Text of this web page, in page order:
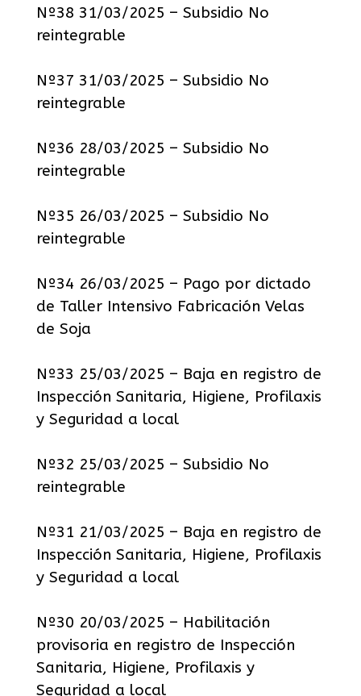
Nº38 31/03/2025 – Subsidio No
reintegrable
Nº37 31/03/2025 – Subsidio No
reintegrable
Nº36 28/03/2025 – Subsidio No
reintegrable
Nº35 26/03/2025 – Subsidio No
reintegrable
Nº34 26/03/2025 – Pago por dictado
de Taller Intensivo Fabricación Velas
de Soja
Nº33 25/03/2025 – Baja en registro de
Inspección Sanitaria, Higiene, Profilaxis
y Seguridad a local
Nº32 25/03/2025 – Subsidio No
reintegrable
Nº31 21/03/2025 – Baja en registro de
Inspección Sanitaria, Higiene, Profilaxis
y Seguridad a local
Nº30 20/03/2025 – Habilitación
provisoria en registro de Inspección
Sanitaria, Higiene, Profilaxis y
Seguridad a local